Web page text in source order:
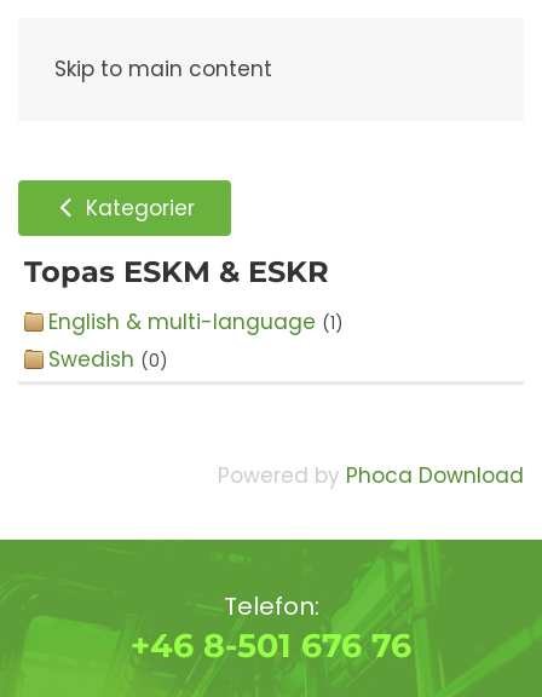
Skip to main content
Kategorier
Topas ESKM & ESKR
English & multi-language (1)
Swedish (0)
Powered by Phoca Download
Telefon:
+46 8-501 676 76